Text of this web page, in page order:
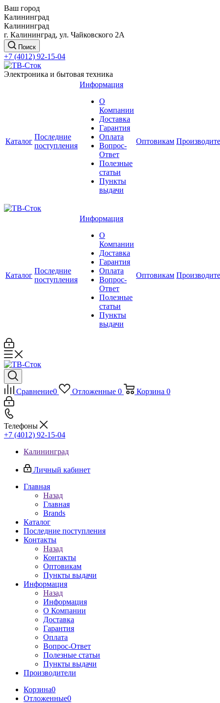
Ваш город
Калининград
Калининград
г. Калининград, ул. Чайковского 2А
Поиск
+7 (4012) 92-15-04
Электроника и бытовая техника
Каталог
Последние
поступления
Информация
О
Компании
Доставка
Гарантия
Оплата
Вопрос-
Ответ
Полезные
статьи
Пункты
выдачи
Оптовикам
Каталог
Последние
поступления
Информация
О
Компании
Доставка
Гарантия
Оплата
Вопрос-
Ответ
Полезные
статьи
Пункты
выдачи
Оптовикам
Сравнение0 Отложенные 0 Корзина 0
Телефоны
+7 (4012) 92-15-04
Калининград
Личный кабинет
Главная
Назад
Главная
Brands
Каталог
Последние поступления
Контакты
Назад
Контакты
Оптовикам
Пункты выдачи
Информация
Назад
Информация
О Компании
Доставка
Гарантия
Оплата
Вопрос-Ответ
Полезные статьи
Пункты выдачи
Производители
Корзина0
Отложенные0